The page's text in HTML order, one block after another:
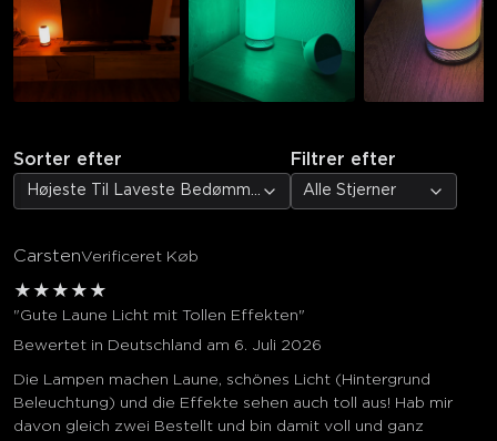
Sorter efter
Højeste Til Laveste Bedømmelse
Filtrer efter
Alle Stjerner
CarstenVerificeret Køb
★ ★ ★ ★ ★
"Gute Laune Licht mit Tollen Effekten"
Bewertet in Deutschland am 6. Juli 2026
Die Lampen machen Laune, schönes Licht (Hintergrund
Beleuchtung) und die Effekte sehen auch toll aus! Hab mir
davon gleich zwei Bestellt und bin damit voll und ganz